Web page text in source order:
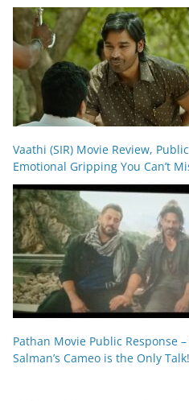
Vaathi (SIR) Movie Review,
Emotional Gripping You Can’t
Pathan Movie Public Response –
Salman’s Cameo is the Only Talk!